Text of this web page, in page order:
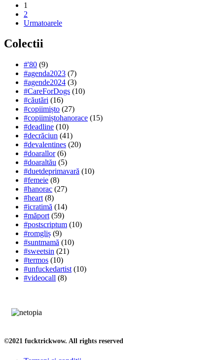
1
2
Urmatoarele
Colectii
#'80 (9)
#agenda2023 (7)
#agende2024 (3)
#CareForDogs (10)
#căutări (16)
#copiimișto (27)
#copiimiștohanorace (15)
#deadline (10)
#decrăciun (41)
#devalentines (20)
#doarallor (6)
#doaraltău (5)
#duetdeprimavară (10)
#femeie (8)
#hanorac (27)
#heart (8)
#icratimă (14)
#măport (59)
#postscriptum (10)
#romgliș (9)
#suntmamă (10)
#sweetsin (21)
#termos (10)
#unfuckedartist (10)
#videocall (8)
©2021 fucktrickwow. All rights reserved